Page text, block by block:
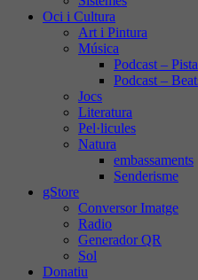
Oci i Cultura
Art i Pintura
Música
Podcast –
Podcast –
Jocs
Literatura
Pel·licules
Natura
embassaments
Senderisme
gStore
Conversor Imatge
Radio
Generador QR
Sol
Donatiu